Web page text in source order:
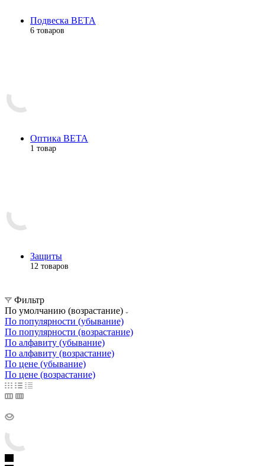
Подвеска BETA
6 товаров
Оптика BETA
1 товар
Защиты
12 товаров
Фильтр
По умолчанию (возрастание)
По популярности (убывание)
По популярности (возрастание)
По алфавиту (убывание)
По алфавиту (возрастание)
По цене (убывание)
По цене (возрастание)